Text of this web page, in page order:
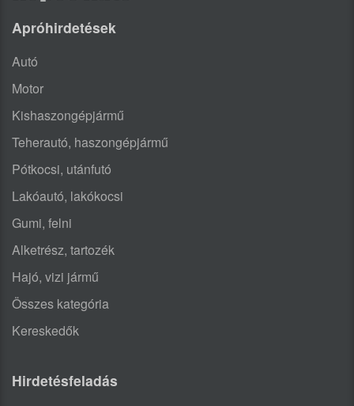
Apróhirdetések
Autó
Motor
Kishaszongépjármű
Teherautó, haszongépjármű
Pótkocsi, utánfutó
Lakóautó, lakókocsi
Gumi, felni
Alketrész, tartozék
Hajó, vizi jármű
Összes kategória
Kereskedők
Hirdetésfeladás